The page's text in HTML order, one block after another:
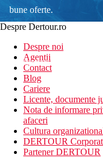
bune oferte.
newsletter!
Despre Dertour.ro
Despre noi
Agentii
Contact
Blog
Cariere
Licente, documente
Nota de informare
afaceri
Cultura
DERTOUR
Partener DERTOUR